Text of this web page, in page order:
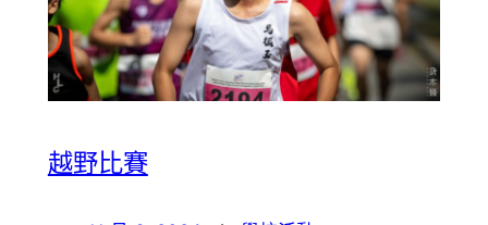
越野比賽